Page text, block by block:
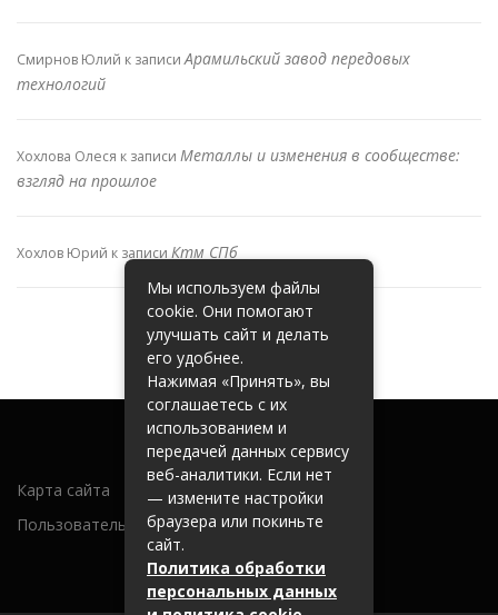
Смирнов Юлий к записиАрамильский завод передовых
технологий
Хохлова Олеся к записи Металлы и изменения в сообществе:
взгляд на прошлое
Хохлов Юрий к записи Ктм СПб
Карта сайта
Пользовательское соглашение
Мы используем файлы
cookie. Они помогают
улучшать сайт и делать
его удобнее.
Нажимая «Принять», вы
соглашаетесь с их
использованием и
передачей данных сервису
веб-аналитики. Если нет
— измените настройки
браузера или покиньте
сайт.
Политика обработки
персональных данных